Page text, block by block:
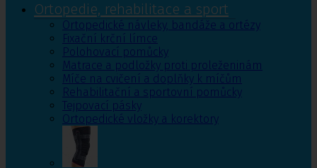
Ortopedie, rehabilitace a sport
Ortopedické návleky, bandáže a ortézy
Fixační krční límce
Polohovací pomůcky
Matrace a podložky proti proleženinám
Míče na cvičení a doplňky k míčům
Rehabilitační a sportovní pomůcky
Tejpovací pásky
Ortopedické vložky a korektory